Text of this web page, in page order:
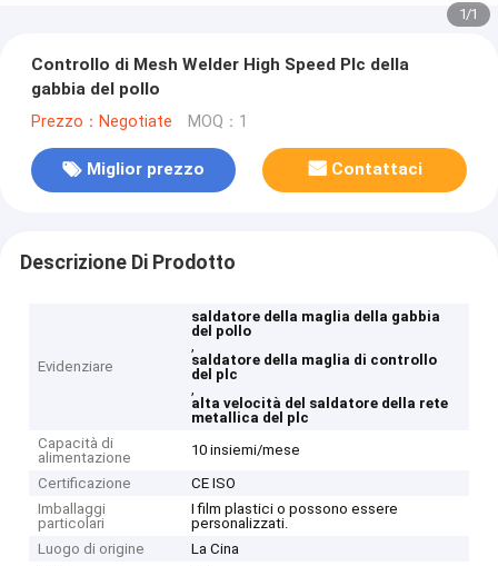
1/1
Controllo di Mesh Welder High Speed Plc della
gabbia del pollo
Prezzo：Negotiate MOQ：1
Miglior prezzo Contattaci
Descrizione Di Prodotto
Evidenziare
saldatore della maglia della gabbia
del pollo
,
saldatore della maglia di controllo
del plc
,
alta velocità del saldatore della rete
metallica del plc
Capacità di
alimentazione
10 insiemi/mese
Certificazione
CE ISO
Imballaggi
particolari
I film plastici o possono essere
personalizzati.
Luogo di origine
La Cina